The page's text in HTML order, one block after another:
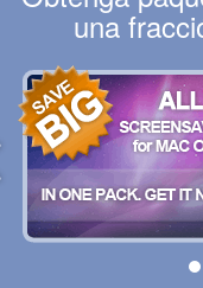
una